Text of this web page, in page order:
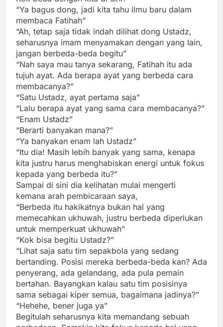
“Ya bagus dong, jadi kita tahu ilmu baru dalam
membaca Fatihah”
“Ah, tetap saja tidak indah dilihat dong Ustadz,
seharusnya imam menyamakan dengan yang lain,
jangan berbeda-beda begitu”
“Nah saya mau tanya sekarang, Fatihah itu ada
tujuh ayat. Ada berapa ayat yang berbeda cara
membacanya?”
“Satu Ustadz, ayat pertama saja”
“Lalu berapa ayat yang sama cara membacanya?”
“Enam Ustadz”
“Berarti banyakan mana?”
“Ya banyakan enam lah Ustadz”
“Itu dia! Masih lebih banyak yang sama, kenapa
kita justru harus menghabiskan energi untuk fokus
kepada yang berbeda itu?”
Sampai di sini dia kelihatan mulai mengerti
kemana arah pembicaraan saya,
“Berbeda itu hakikatnya bukan hal yang
memecahkan ukhuwah, justru berbeda diperlukan
untuk memperkuat ukhuwah”
“Kok bisa begitu Ustadz?”
“Lihat saja satu tim sepakbola yang sedang
bertanding. Posisi mereka berbeda-beda kan? Ada
penyerang, ada gelandang, ada pula pemain
bertahan. Bayangkan kalau satu tim posisinya
sama sebagai kiper semua, bagaimana jadinya?”
“Hehehe, bener juga ya”
Begitulah seharusnya kita memandang sebuah